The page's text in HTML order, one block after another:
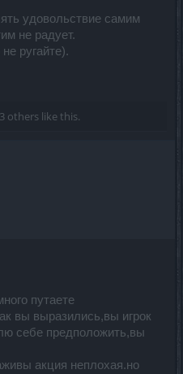
удовольствие самим
не радует.
ругайте).
3 others like this.
путаете
вы выразились,вы игрок
себе предположить,вы
акция неплохая.но